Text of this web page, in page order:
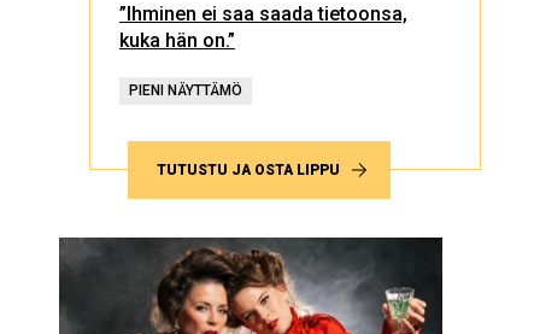
”Ihminen ei saa saada tietoonsa,
kuka hän on.”
PIENI NÄYTTÄMÖ
TUTUSTU JA OSTA LIPPU